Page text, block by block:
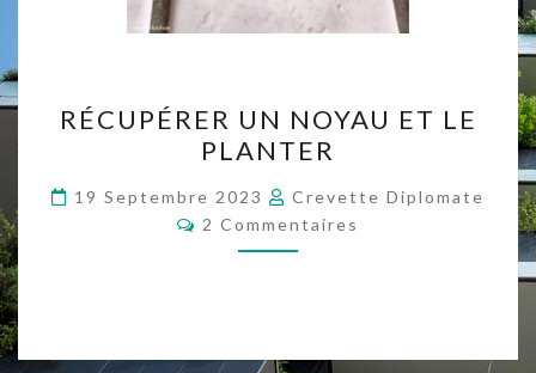
UN
NOYAU
ET
LE
PLANTER
RÉCUPÉRER UN NOYAU ET LE
PLANTER
19 Septembre 2023
Crevette Diplomate
Commentaires
2 Commentaires